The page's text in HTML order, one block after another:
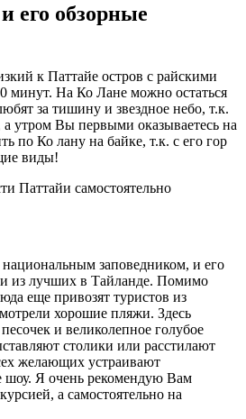
его обзорные
к Паттайе остров с райскими
минут. На Ко Лане можно остаться
за тишину и звездное небо, т.к.
утром Вы первыми оказываетесь на
по Ко лану на байке, т.к. с его гор
виды!
заповедником, и его
из лучших в Тайланде. Помимо
еще привозят туристов из
хорошие пляжи. Здесь
и великолепное голубое
столики или расстилают
желающих устраивают
шоу. Я очень рекомендую Вам
а самостоятельно на